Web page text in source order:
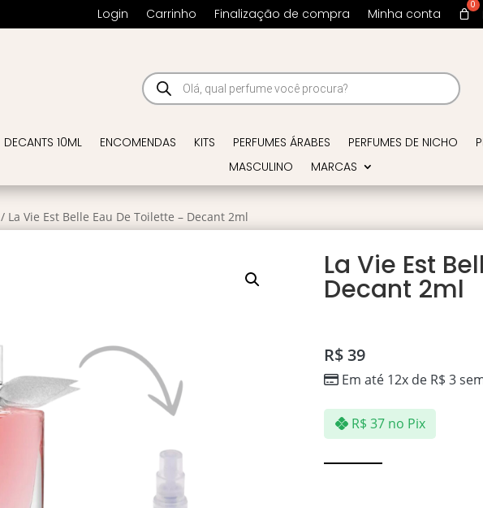
Login Carrinho Finalização de compra Minha conta
Pesquisar
produtos
DECANTS 10ML ENCOMENDAS KITS PERFUMES ÁRABES PERFUMES DE NICHO
MASCULINO
MARCAS
/ La Vie Est Belle Eau De Toilette – Decant 2ml
La Vie Est
Decant 2ml
R$39
Em até 12x de R$ 3
R$ 37 no Pix